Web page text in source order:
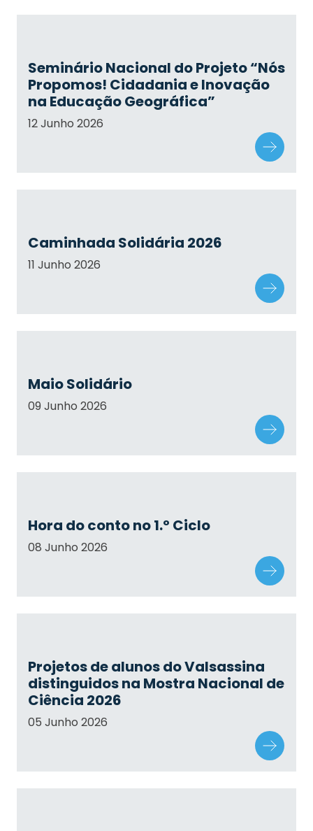
Seminário Nacional do Projeto “Nós
Propomos! Cidadania e Inovação
na Educação Geográfica”
12 Junho 2026
Caminhada Solidária 2026
11 Junho 2026
Maio Solidário
09 Junho 2026
Hora do conto no 1.º Ciclo
08 Junho 2026
Projetos de alunos do Valsassina
distinguidos na Mostra Nacional de
Ciência 2026
05 Junho 2026